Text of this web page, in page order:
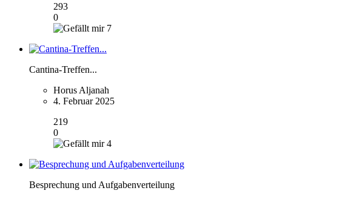
293
0
7
Cantina-Treffen...
Horus Aljanah
4. Februar 2025
219
0
4
Besprechung und Aufgabenverteilung